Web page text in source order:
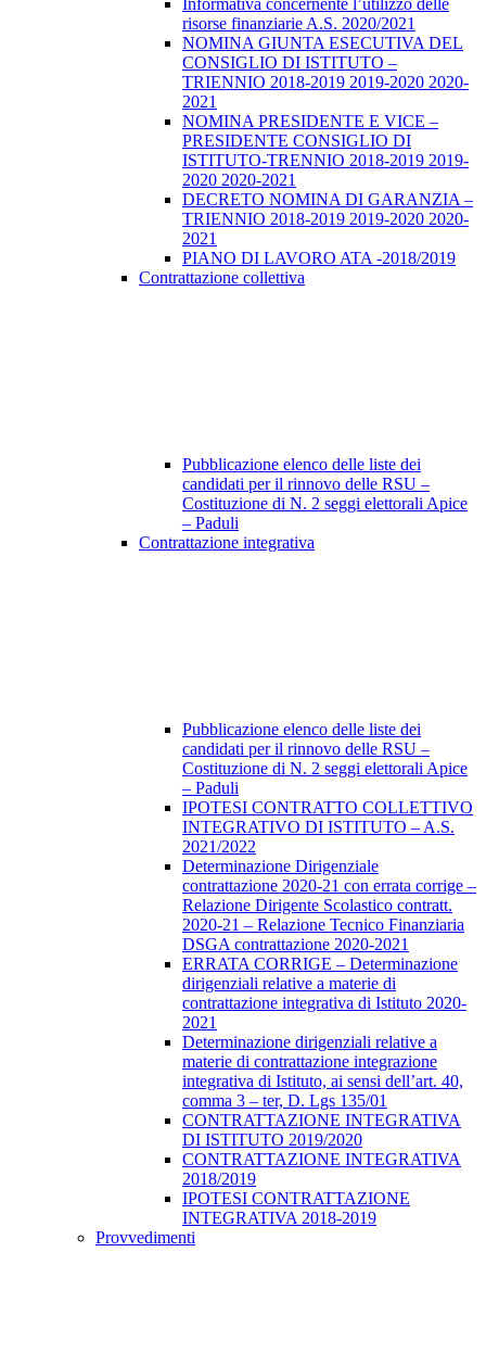
Informativa concernente l’utilizzo delle
risorse finanziarie A.S. 2020/2021
NOMINA GIUNTA ESECUTIVA DEL
CONSIGLIO DI ISTITUTO –
TRIENNIO 2018-2019 2019-2020 2020-
2021
NOMINA PRESIDENTE E VICE –
PRESIDENTE CONSIGLIO DI
ISTITUTO-TRENNIO 2018-2019 2019-
2020 2020-2021
DECRETO NOMINA DI GARANZIA –
TRIENNIO 2018-2019 2019-2020 2020-
2021
PIANO DI LAVORO ATA -2018/2019
Contrattazione collettiva
Pubblicazione elenco delle liste dei
candidati per il rinnovo delle RSU –
Costituzione di N. 2 seggi elettorali Apice
– Paduli
Contrattazione integrativa
Pubblicazione elenco delle liste dei
candidati per il rinnovo delle RSU –
Costituzione di N. 2 seggi elettorali Apice
– Paduli
IPOTESI CONTRATTO COLLETTIVO
INTEGRATIVO DI ISTITUTO – A.S.
2021/2022
Determinazione Dirigenziale
contrattazione 2020-21 con errata corrige –
Relazione Dirigente Scolastico contratt.
2020-21 – Relazione Tecnico Finanziaria
DSGA contrattazione 2020-2021
ERRATA CORRIGE – Determinazione
dirigenziali relative a materie di
contrattazione integrativa di Istituto 2020-
2021
Determinazione dirigenziali relative a
materie di contrattazione integrazione
integrativa di Istituto, ai sensi dell’art. 40,
comma 3 – ter, D. Lgs 135/01
CONTRATTAZIONE INTEGRATIVA
DI ISTITUTO 2019/2020
CONTRATTAZIONE INTEGRATIVA
2018/2019
IPOTESI CONTRATTAZIONE
INTEGRATIVA 2018-2019
Provvedimenti